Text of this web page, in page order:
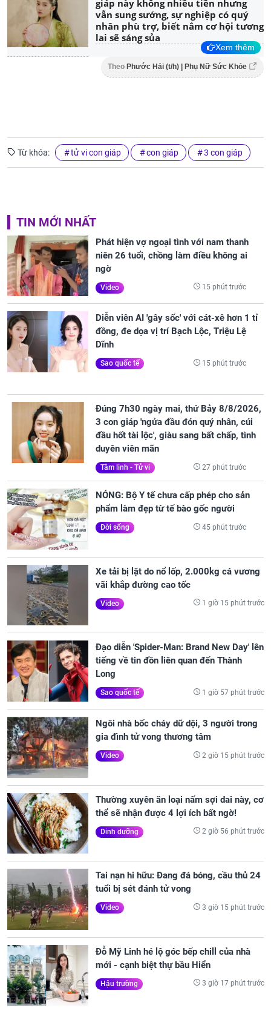
giáp này không nhiều tiền nhưng
vẫn sung sướng, sự nghiệp có quý
nhân phù trợ, biết nắm cơ hội tương
lai sẽ sáng sủa
Xem thêm
Theo Phước Hải (t/h) | Phụ Nữ Sức Khỏe
Từ khóa: tử vi con giáp con giáp 3 con giáp
TIN MỚI NHẤT
Phát hiện vợ ngoại tình với nam thanh
niên 26 tuổi, chồng làm điều không ai
ngờ
Video 15 phút trước
Diễn viên AI 'gây sốc' với cát-xê hơn 1 tỉ
đồng, đe dọa vị trí Bạch Lộc, Triệu Lệ
Dĩnh
Sao quốc tế 15 phút trước
Đúng 7h30 ngày mai, thứ Bảy 8/8/2026,
3 con giáp 'ngửa đầu đón quý nhân, cúi
đầu hốt tài lộc', giàu sang bất chấp, tình
duyên viên mãn
Tâm linh - Tử vi 27 phút trước
NÓNG: Bộ Y tế chưa cấp phép cho sản
phẩm làm đẹp từ tế bào gốc người
Đời sống 45 phút trước
Xe tải bị lật do nổ lốp, 2.000kg cá vương
vãi khắp đường cao tốc
Video 1 giờ 15 phút trước
Đạo diễn 'Spider-Man: Brand New Day' lên
tiếng về tin đồn liên quan đến Thành
Long
Sao quốc tế 1 giờ 57 phút trước
Ngôi nhà bốc cháy dữ dội, 3 người trong
gia đình tử vong thương tâm
Video 2 giờ 15 phút trước
Thường xuyên ăn loại nấm sợi dai này, cơ
thể sẽ nhận được 4 lợi ích bất ngờ!
Dinh dưỡng 2 giờ 56 phút trước
Tai nạn hi hữu: Đang đá bóng, cầu thủ 24
tuổi bị sét đánh tử vong
Video 3 giờ 15 phút trước
Đỗ Mỹ Linh hé lộ góc bếp chill của nhà
mới - cạnh biệt thự bầu Hiển
Hậu trường 3 giờ 17 phút trước